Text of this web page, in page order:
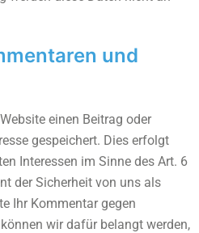
und
einen Beitrag oder
gespeichert. Dies erfolgt
Interessen im Sinne des Art. 6
der Sicherheit von uns als
Ihr Kommentar gegen
wir dafür belangt werden,